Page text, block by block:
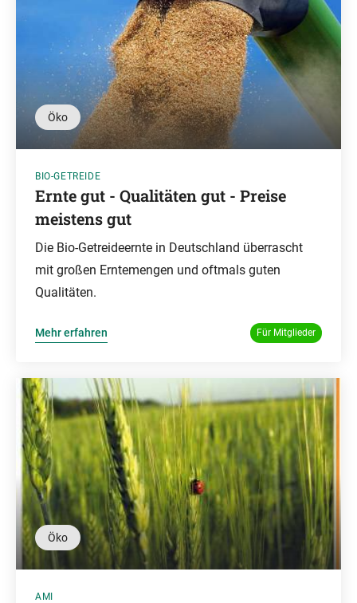
Öko
BIO-GETREIDE
Ernte gut - Qualitäten gut - Preise
meistens gut
Die Bio-Getreideernte in Deutschland überrascht
mit großen Erntemengen und oftmals guten
Qualitäten.
Mehr erfahren Für Mitglieder
Öko
AMI